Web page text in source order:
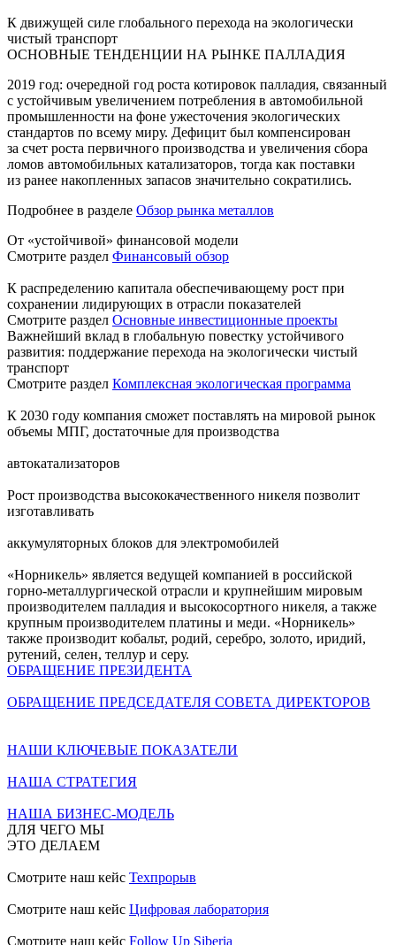
К движущей силе глобального перехода на экологически
чистый транспорт
ОСНОВНЫЕ ТЕНДЕНЦИИ НА РЫНКЕ ПАЛЛАДИЯ
2019 год: очередной год роста котировок палладия, связанный
с устойчивым увеличением потребления в автомобильной
промышленности на фоне ужесточения экологических
стандартов по всему миру. Дефицит был компенсирован
за счет роста первичного производства и увеличения сбора
ломов автомобильных катализаторов, тогда как поставки
из ранее накопленных запасов значительно сократились.
Подробнее в разделе Обзор рынка металлов
От «устойчивой» финансовой модели
Смотрите раздел Финансовый обзор
К распределению капитала обеспечивающему рост при
сохранении лидирующих в отрасли показателей
Смотрите раздел Основные инвестиционные проекты
Важнейший вклад в глобальную повестку устойчивого
развития: поддержание перехода на экологически чистый
транспорт
Смотрите раздел Комплексная экологическая программа
К 2030 году компания сможет поставлять на мировой рынок
объемы МПГ, достаточные для производства
автокатализаторов
Рост производства высококачественного никеля позволит
изготавливать
аккумуляторных блоков для электромобилей
«Норникель» является ведущей компанией в российской
горно-металлургической отрасли и крупнейшим мировым
производителем палладия и высокосортного никеля, а также
крупным производителем платины и меди. «Норникель»
также производит кобальт, родий, серебро, золото, иридий,
рутений, селен, теллур и серу.
ОБРАЩЕНИЕ ПРЕЗИДЕНТА
ОБРАЩЕНИЕ ПРЕДСЕДАТЕЛЯ СОВЕТА ДИРЕКТОРОВ
НАШИ КЛЮЧЕВЫЕ ПОКАЗАТЕЛИ
НАША СТРАТЕГИЯ
НАША БИЗНЕС-МОДЕЛЬ
ДЛЯ ЧЕГО МЫ
ЭТО ДЕЛАЕМ
Смотрите наш кейс Техпрорыв
Смотрите наш кейс Цифровая лаборатория
Смотрите наш кейс Follow Up Siberia